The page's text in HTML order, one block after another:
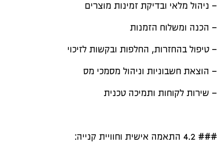
– ניהול מלאי ובדיקת זמינות מוצרים
– הכנה ומשלוח הזמנות
– טיפול בהחזרות, החלפות ובקשות לזיכוי
– הוצאת חשבוניות וניהול מסמכי מס
– שירות לקוחות ותמיכה טכנית
### 4.2 התאמה אישית וחוויית קנייה: